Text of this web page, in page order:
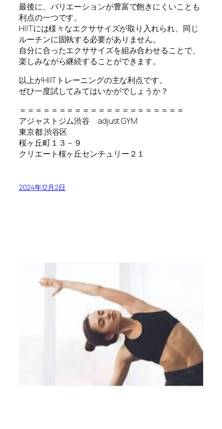
最後に、バリエーションが豊富で飽きにくいことも
利点の一つです。
HIITには様々なエクササイズが取り入れられ、同じ
ルーチンに固執する必要がありません。
自分に合ったエクササイズを組み合わせることで、
楽しみながら継続することができます。
以上がHIITトレーニングの主な利点です。
ぜひ一度試してみてはいかがでしょうか？
＝＝＝＝＝＝＝＝＝＝＝＝＝＝＝＝＝＝＝＝＝
アジャストジム渋谷 adjust GYM
東京都 渋谷区
桜ヶ丘町１３－９
クリエート桜ヶ丘センチュリー２１
2024年12月2日